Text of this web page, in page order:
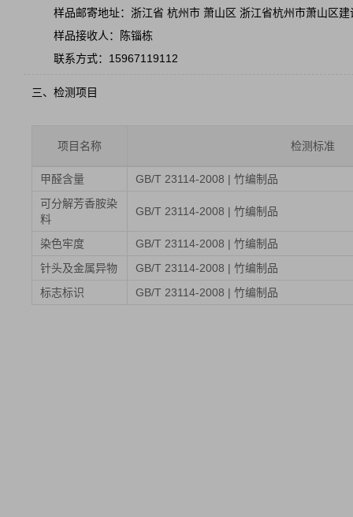
样品邮寄地址：浙江省 杭州市 萧山区 浙江省杭州市萧山区
样品接收人：陈锱栋
联系方式：15967119112
三、检测项目
项目名称 检测标准
甲醛含量
GB/T 23114-2008 | 竹编制品
可分解芳香胺染
料
GB/T 23114-2008 | 竹编制品
染色牢度
GB/T 23114-2008 | 竹编制品
针头及金属异物
GB/T 23114-2008 | 竹编制品
标志标识
GB/T 23114-2008 | 竹编制品